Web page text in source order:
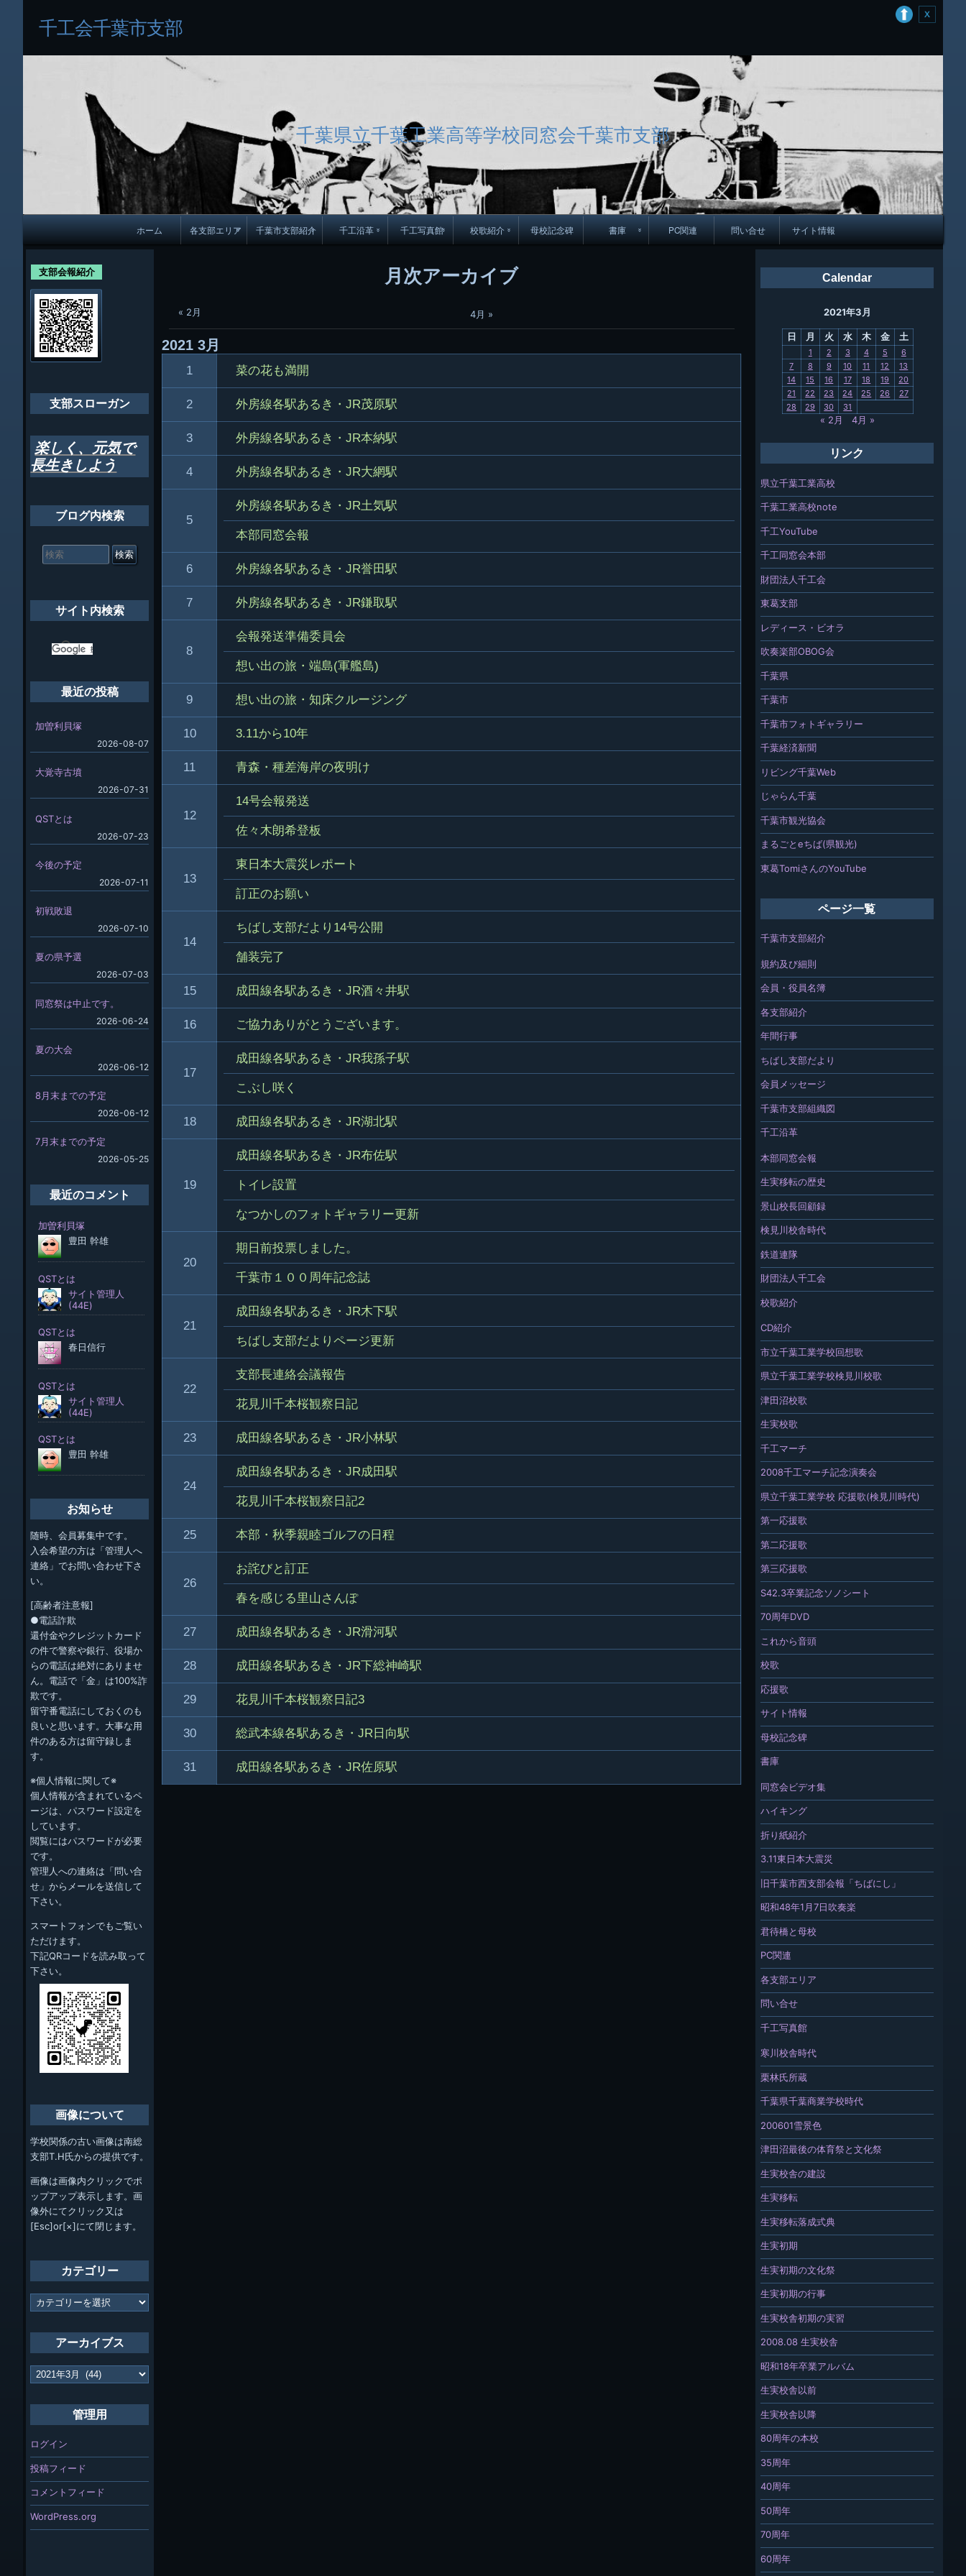
プ
千工会千葉市支部
千葉県立千葉工業高等学校同窓会千葉市支部
メ
イ
ン
ナ
ビ
ゲ
ー
ョ
ン
ホーム 各支部エリア 千葉市支部紹介
年間行事
会員メッセージ
千工沿革
生実移転の歴史
鉄道連隊
千工写真館
歴代校長
バム
と文化祭
生実初期の行事
校歌紹介
校歌
県立千葉工業学校検
応援歌
応援歌(検見川時代)
第二応援歌
第三応援歌
念演奏会
S42.3卒業記念ソノ
母校記念碑 書庫
にし」
PC関連 問い合せ サイト情報
月次アーカイブ
« 2月 4月 »
2021 3月
1 菜の花も満開
2 外房線各駅あるき・JR茂原駅
3 外房線各駅あるき・JR本納駅
4 外房線各駅あるき・JR大網駅
5
外房線各駅あるき・JR土気駅
本部同窓会報
6 外房線各駅あるき・JR誉田駅
7 外房線各駅あるき・JR鎌取駅
8
会報発送準備委員会
想い出の旅・端島(軍艦島)
9 想い出の旅・知床クルージング
10 3.11から10年
11 青森・種差海岸の夜明け
12
14号会報発送
佐々木朗希登板
13
東日本大震災レポート
訂正のお願い
14
ちばし支部だより14号公開
舗装完了
15 成田線各駅あるき・JR酒々井駅
16 ご協力ありがとうございます。
17
成田線各駅あるき・JR我孫子駅
こぶし咲く
18 成田線各駅あるき・JR湖北駅
19
成田線各駅あるき・JR布佐駅
トイレ設置
なつかしのフォトギャラリー更新
20
期日前投票しました。
千葉市１００周年記念誌
21
成田線各駅あるき・JR木下駅
ちばし支部だよりページ更新
22
支部長連絡会議報告
花見川千本桜観察日記
23 成田線各駅あるき・JR小林駅
24
成田線各駅あるき・JR成田駅
花見川千本桜観察日記2
25 本部・秋季親睦ゴルフの日程
26
お詫びと訂正
春を感じる里山さんぽ
27 成田線各駅あるき・JR滑河駅
28 成田線各駅あるき・JR下総神崎駅
29 花見川千本桜観察日記3
30 総武本線各駅あるき・JR日向駅
31 成田線各駅あるき・JR佐原駅
Calendar
2021年3月
日 月 火 水 木 金 土
1 2 3 4 5
6
7
8 9 10 11 12
13
14
15 16 17 18 19
20
21
22 23 24 25 26
27
28
29 30 31
« 2月 4月 »
リンク
県立千葉工業高校
千葉工業高校note
千工YouTube
千工同窓会本部
財団法人千工会
東葛支部
レディース・ビオラ
吹奏楽部OBOG会
千葉県
千葉市
千葉市フォトギャラリー
千葉経済新聞
リビング千葉Web
じゃらん千葉
千葉市観光協会
まるごとeちば(県観光)
東葛TomiさんのYouTube
ページ一覧
千葉市支部紹介
規約及び細則
会員・役員名簿
各支部紹介
年間行事
ちばし支部だより
会員メッセージ
千葉市支部組織図
千工沿革
本部同窓会報
生実移転の歴史
景山校長回顧録
検見川校舎時代
鉄道連隊
財団法人千工会
校歌紹介
CD紹介
市立千葉工業学校回想歌
県立千葉工業学校検見川校歌
津田沼校歌
生実校歌
千工マーチ
2008千工マーチ記念演奏会
県立千葉工業学校 応援歌(検見川時代)
第一応援歌
第二応援歌
第三応援歌
S42.3卒業記念ソノシート
70周年DVD
これから音頭
校歌
応援歌
サイト情報
母校記念碑
書庫
同窓会ビデオ集
ハイキング
折り紙紹介
3.11東日本大震災
旧千葉市西支部会報「ちばにし」
昭和48年1月7日吹奏楽
君待橋と母校
PC関連
各支部エリア
問い合せ
千工写真館
寒川校舎時代
栗林氏所蔵
千葉県千葉商業学校時代
200601雪景色
津田沼最後の体育祭と文化祭
生実校舎の建設
生実移転
生実移転落成式典
生実初期
生実初期の文化祭
生実初期の行事
生実校舎初期の実習
2008.08 生実校舎
昭和18年卒業アルバム
生実校舎以前
生実校舎以降
80周年の本校
35周年
40周年
50周年
70周年
60周年
支部会報紹介
支部スローガン
楽しく、元気で
長生きしよう
ブログ内検索
索
サイト内検索
最近の投稿
加曽利貝塚
2026-08-07
大覚寺古墳
2026-07-31
QSTとは
2026-07-23
今後の予定
2026-07-11
初戦敗退
2026-07-10
夏の県予選
2026-07-03
同窓祭は中止です。
2026-06-24
夏の大会
2026-06-12
8月末までの予定
2026-06-12
7月末までの予定
2026-05-25
最近のコメント
お知らせ
随時、会員募集中です。
入会希望の方は「管理人へ
連絡」でお問い合わせ下さ
い。
[高齢者注意報]
●電話詐欺
還付金やクレジットカード
の件で警察や銀行、役場か
らの電話は絶対にありませ
ん。電話で「金」は100%詐
欺です。
留守番電話にしておくのも
良いと思います。大事な用
件のある方は留守録しま
す。
※個人情報に関して※
個人情報が含まれているペ
ージは、パスワード設定を
しています。
閲覧にはパスワードが必要
です。
管理人への連絡は「問い合
せ」からメールを送信して
下さい。
スマートフォンでもご覧い
ただけます。
下記QRコードを読み取って
下さい。
画像について
学校関係の古い画像は南総
支部T.H氏からの提供です。
画像は画像内クリックでポ
ップアップ表示します。画
像外にてクリック又は
[Esc]or[×]にて閉じます。
カテゴリー
カ
テ
アーカイブス
ア
ー
管理用
ログイン
投稿フィード
コメントフィード
WordPress.org